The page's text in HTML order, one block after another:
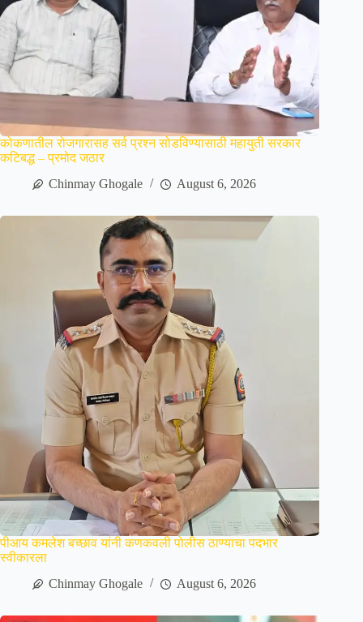
कोकणातील रोजगारासह सर्व प्रश्न सोडविण्यासाठी महायुती सरकार
कटिबद्ध – प्रमोद जठार
Chinmay Ghogale
August 6, 2026
पीआय कमलेश बच्छाव यांनी कणकवली पोलीस ठाण्याचा पदभार
स्वीकारला
Chinmay Ghogale
August 6, 2026